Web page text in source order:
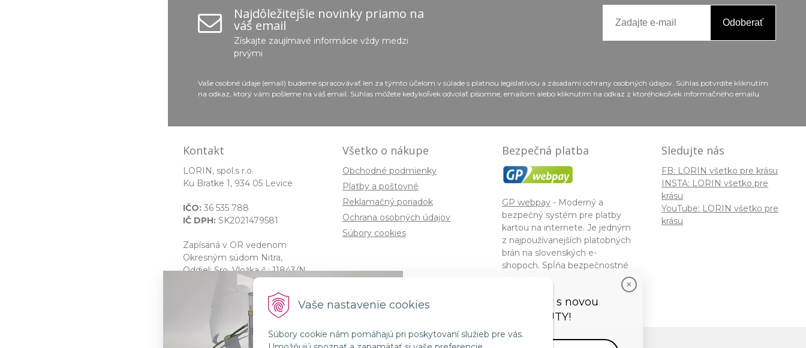
Vaše nastavenie cookies
Súbory cookie nám pomáhajú pri poskytovaní služieb pre vás.
Najdôležitejšie novinky priamo na
váš email
Získajte zaujímavé informácie vždy medzi
prvými
Odoberať
Vaše osobné údaje (email) budeme spracovávať len za týmto účelom v súlade s platnou legislatívou a zásadami ochrany osobných údajov. Súhlas potvrdíte kliknutím
na odkaz, ktorý vám pošleme na váš email. Súhlas môžete kedykoľvek odvolať písomne, emailom alebo kliknutím na odkaz z ktoréhokoľvek informačného emailu.
Kontakt
LORIN, spol.s r.o.
Ku Bratke 1, 934 05 Levice
IČO: 36 535 788
IČ DPH: SK2021479581
Zapísaná v OR vedenom
Okresným súdom Nitra,
Oddiel: Sro, Vložka č.: 11843/N,
Všetko o nákupe
Obchodné podmienky
Platby a poštovné
Reklamačný poriadok
Ochrana osobných údajov
Súbory cookies
Bezpečná platba
GP webpay - Moderný a
bezpečný systém pre platby
kartou na internete. Je jedným
z najpoužívanejších platobných
brán na slovenských e-
shopoch. Spĺňa bezpečnostné
požiadavky Mastercard, VISA a
Sledujte nás
FB: LORIN všetko pre krásu
INSTA: LORIN všetko pre
krásu
YouTube: LORIN všetko pre
krásu
© 2026 lorin •NextShop&e-shop Pohoda Connector NextCom s.r.o.
Spojenie prírody a vedy s novou
kozmetikou GMT BEAUTY!